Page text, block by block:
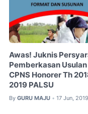
Awas! Juknis
Pemberkasan Usulan
CPNS Honorer Th
2019 PALSU
By GURU MAJU • 17 Jun, 2019